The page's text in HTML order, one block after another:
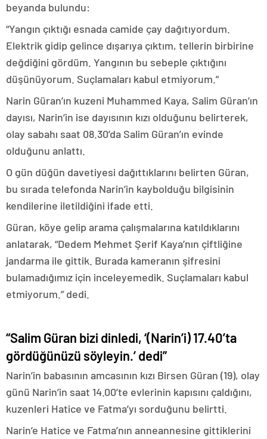
beyanda bulundu:
“Yangın çıktığı esnada camide çay dağıtıyordum.
Elektrik gidip gelince dışarıya çıktım, tellerin birbirine
değdiğini gördüm. Yangının bu sebeple çıktığını
düşünüyorum. Suçlamaları kabul etmiyorum.”
Narin Güran’ın kuzeni Muhammed Kaya, Salim Güran’ın
dayısı, Narin’in ise dayısının kızı olduğunu belirterek,
olay sabahı saat 08.30’da Salim Güran’ın evinde
olduğunu anlattı.
O gün düğün davetiyesi dağıttıklarını belirten Güran,
bu sırada telefonda Narin’in kaybolduğu bilgisinin
kendilerine iletildiğini ifade etti.
Güran, köye gelip arama çalışmalarına katıldıklarını
anlatarak, “Dedem Mehmet Şerif Kaya’nın çiftliğine
jandarma ile gittik. Burada kameranın şifresini
bulamadığımız için inceleyemedik. Suçlamaları kabul
etmiyorum.” dedi.
“Salim Güran bizi dinledi, ‘(Narin’i) 17.40’ta
gördüğünüzü söyleyin.’ dedi”
Narin’in babasının amcasının kızı Birsen Güran (19), olay
günü Narin’in saat 14.00’te evlerinin kapısını çaldığını,
kuzenleri Hatice ve Fatma’yı sorduğunu belirtti.
Narin’e Hatice ve Fatma’nın anneannesine gittiklerini